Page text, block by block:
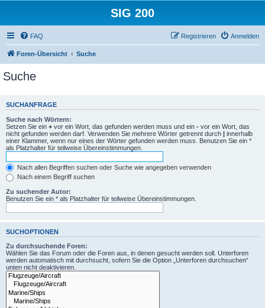
SIG 200
FAQ Anmelden
Registrieren
Foren-Übersicht Suche
Suche
SUCHANFRAGE
Suche nach Wörtern:
Setzen Sie ein + vor ein Wort, das gefunden werden muss und ein - vor ein Wort, das
nicht gefunden werden darf. Verwenden Sie mehrere Wörter getrennt durch | innerhalb
einer Klammer, wenn nur eines der Wörter gefunden werden muss. Benutzen Sie ein *
als Platzhalter für teilweise Übereinstimmungen.
Nach allen Begriffen suchen oder Suche wie angegeben verwenden
Nach einem Begriff suchen
Zu suchender Autor:
Benutzen Sie ein * als Platzhalter für teilweise Übereinstimmungen.
SUCHOPTIONEN
Zu durchsuchende Foren:
Wählen Sie das Forum oder die Foren aus, in denen gesucht werden soll. Unterforen
werden automatisch mit durchsucht, sofern Sie die Option „Unterforen durchsuchen“
unten nicht deaktivieren.